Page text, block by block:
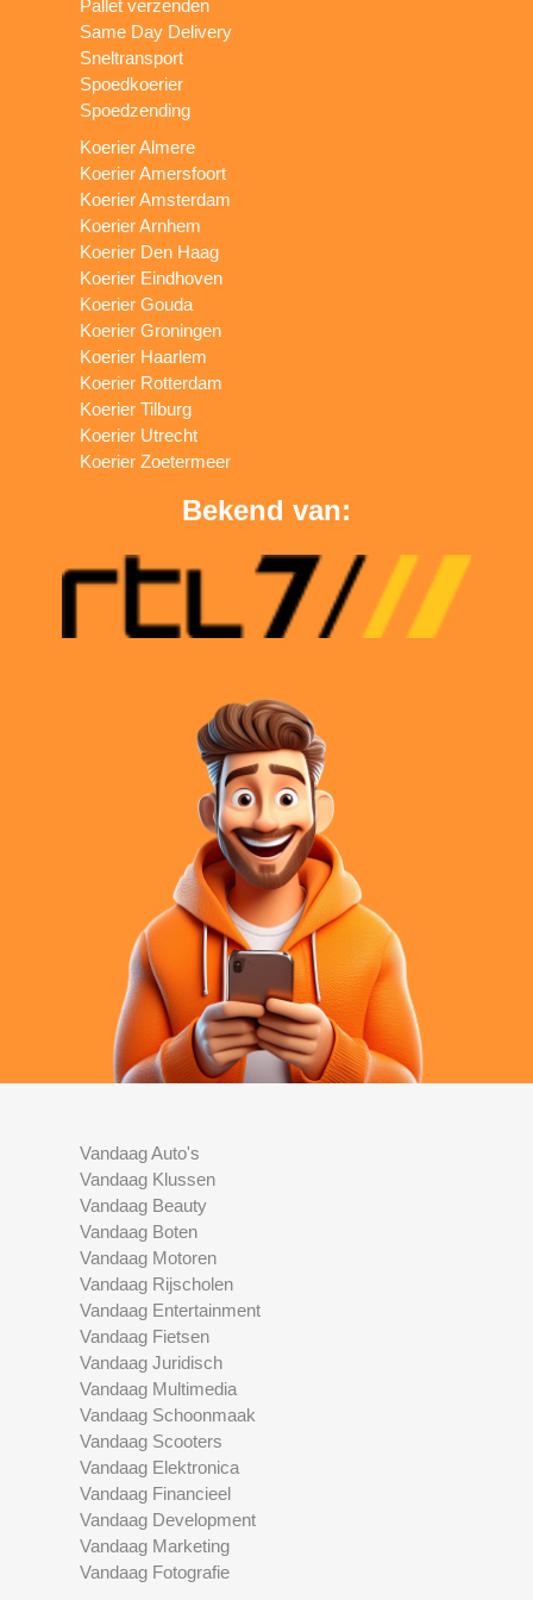
Pallet verzenden
Same Day Delivery
Sneltransport
Spoedkoerier
Spoedzending
Koerier Almere
Koerier Amersfoort
Koerier Amsterdam
Koerier Arnhem
Koerier Den Haag
Koerier Eindhoven
Koerier Gouda
Koerier Groningen
Koerier Haarlem
Koerier Rotterdam
Koerier Tilburg
Koerier Utrecht
Koerier Zoetermeer
Bekend van:
Vandaag Auto's
Vandaag Klussen
Vandaag Beauty
Vandaag Boten
Vandaag Motoren
Vandaag Rijscholen
Vandaag Entertainment
Vandaag Fietsen
Vandaag Juridisch
Vandaag Multimedia
Vandaag Schoonmaak
Vandaag Scooters
Vandaag Elektronica
Vandaag Financieel
Vandaag Development
Vandaag Marketing
Vandaag Fotografie